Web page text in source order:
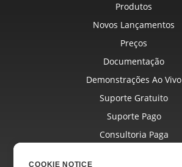
Produtos
Novos Lançamentos
Preços
Documentação
Demonstrações Ao Vivo
Suporte Gratuito
Suporte Pago
Consultoria Paga
COOKIE NOTICE